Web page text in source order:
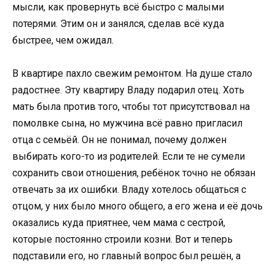
мысли, как провернуть всё быстро с малыми
потерями. Этим он и занялся, сделав всё куда
быстрее, чем ожидал.
В квартире пахло свежим ремонтом. На душе стало
радостнее. Эту квартиру Владу подарил отец. Хоть
мать была против того, чтобы тот присутствовал на
помолвке сына, но мужчина всё равно пригласил
отца с семьёй. Он не понимал, почему должен
выбирать кого-то из родителей. Если те не сумели
сохранить свои отношения, ребёнок точно не обязан
отвечать за их ошибки. Владу хотелось общаться с
отцом, у них было много общего, а его жена и её дочь
оказались куда приятнее, чем мама с сестрой,
которые постоянно строили козни. Вот и теперь
подставили его, но главный вопрос был решён, а